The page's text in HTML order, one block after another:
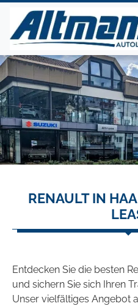
RENAULT IN
Entdecken Sie die besten
und sichern Sie sich Ihren
Unser vielfältiges Angebot